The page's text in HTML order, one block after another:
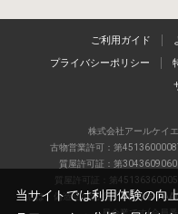
ご利用ガイド
プライバシーポリシー
株式会社アールケイ
古物営業許可：第
質屋許可証：第
質屋許可証：第
当店は、偽造品の流通防止を目指す
当サイトでは利用体験の向